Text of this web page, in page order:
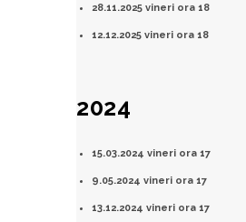
28.11.2025 vineri ora 18
12.12.2025 vineri ora 18
2024
15.03.2024 vineri ora 17
9.05.2024 vineri ora 17
13.12.2024 vineri ora 17